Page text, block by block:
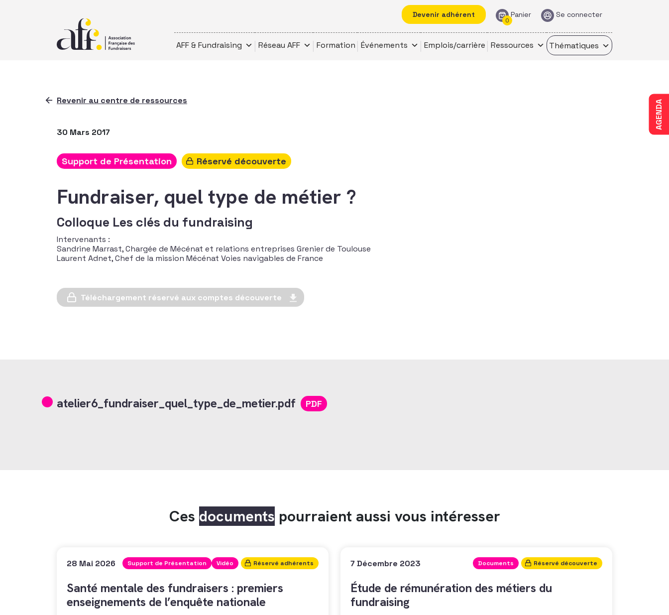
Devenir adhérent Panier
0
Se connecter
AFF & Fundraising Réseau AFF Formation Événements Emplois/carrière Ressources Thématiques
AGENDA
Revenir au centre de ressources
30 Mars 2017
Support de Présentation Réservé découverte
Fundraiser, quel type de métier ?
Colloque Les clés du fundraising
Intervenants :
Sandrine Marrast, Chargée de Mécénat et relations entreprises Grenier de Toulouse
Laurent Adnet, Chef de la mission Mécénat Voies navigables de France
Téléchargement réservé aux comptes découverte
atelier6_fundraiser_quel_type_de_metier.pdf PDF
Ces documents pourraient aussi vous intéresser
28 Mai 2026 Support de Présentation Vidéo Réservé adhérents
Santé mentale des fundraisers : premiers
enseignements de l’enquête nationale
7 Décembre 2023 Documents Réservé découverte
Étude de rémunération des métiers du
fundraising